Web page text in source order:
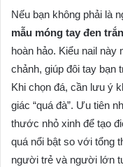
Nếu bạn không phải là
mẫu móng tay đen
hoàn hảo. Kiểu nail này
chảnh, giúp đôi tay bạn
Khi chọn đá, cần lưu ý
giác “quá đà”. Ưu tiên
thước nhỏ xinh để tạo
quá nổi bật so với tổng
người trẻ và người lớn